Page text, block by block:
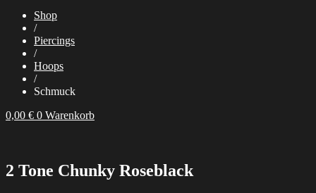
Shop
/
Piercings
/
Hoops
/
Schmuck
0,00 € 0 Warenkorb
2 Tone Chunky Roseblack